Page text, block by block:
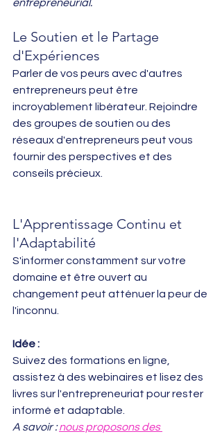
entrepreneurial.
Le Soutien et le Partage
d'Expériences
Parler de vos peurs avec d'autres
entrepreneurs peut être
incroyablement libérateur. Rejoindre
des groupes de soutien ou des
réseaux d'entrepreneurs peut vous
fournir des perspectives et des
conseils précieux.
L'Apprentissage Continu et
l'Adaptabilité
S'informer constamment sur votre
domaine et être ouvert au
changement peut atténuer la peur de
l'inconnu.
Idée :
Suivez des formations en ligne,
assistez à des webinaires et lisez des
livres sur l'entrepreneuriat pour rester
informé et adaptable.
A savoir : nous proposons des